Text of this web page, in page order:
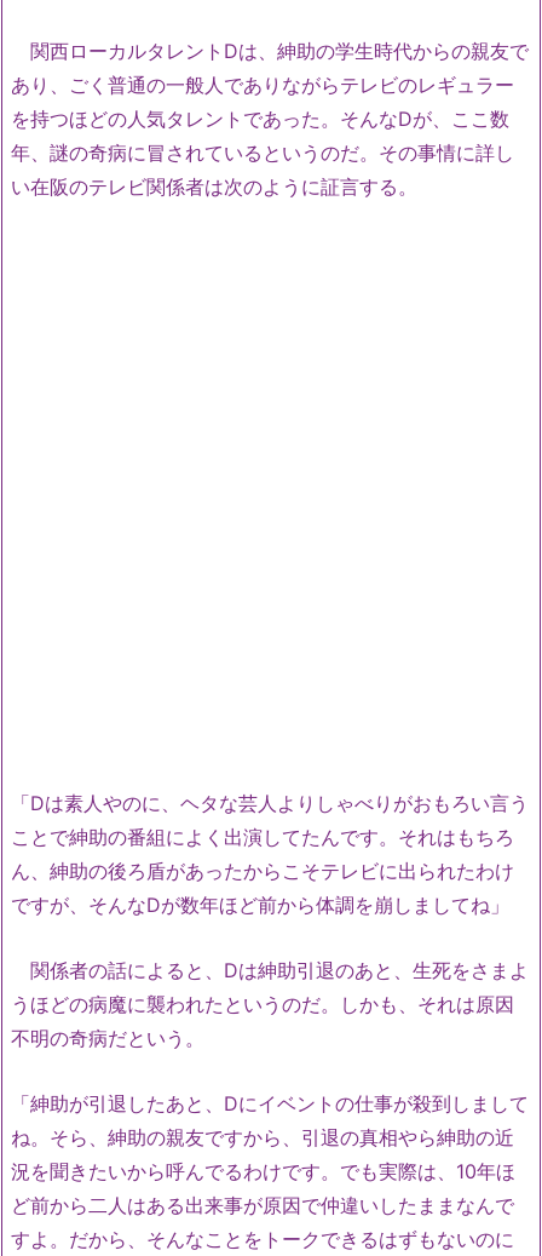
関西ローカルタレントDは、紳助の学生時代からの親友で
あり、ごく普通の一般人でありながらテレビのレギュラー
を持つほどの人気タレントであった。そんなDが、ここ数
年、謎の奇病に冒されているというのだ。その事情に詳し
い在阪のテレビ関係者は次のように証言する。
「Dは素人やのに、 ヘタな芸人よりしゃべりがおもろい言う
ことで紳助の番組によく出演してたんです。それはもちろ
ん、紳助の後ろ盾があったからこそテレビに出られたわけ
ですが、そんなDが数年ほど前から体調を崩しましてね」
関係者の話によると、Dは紳助引退のあと、生死をさまよ
うほどの病魔に襲われたというのだ。しかも、それは原因
不明の奇病だという。
「紳助が引退したあと、Dにイベントの仕事が殺到しまして
ね。そら、紳助の親友ですから、引退の真相やら紳助の近
況を聞きたいから呼んでるわけです。でも実際は、10年ほ
ど前から二人はある出来事が原因で仲違いしたままなんで
すよ。だから、そんなことをトークできるはずもないのに